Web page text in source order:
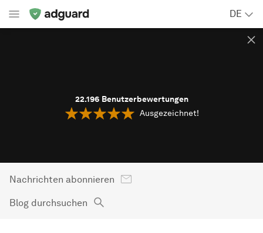
DE
22.196 Benutzerbewertungen
Ausgezeichnet!
Nachrichten abonnieren
Blog durchsuchen